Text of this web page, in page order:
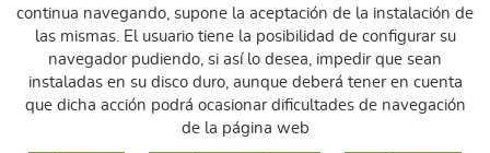
continua navegando, supone la aceptación de la instalación de
las mismas. El usuario tiene la posibilidad de configurar su
navegador pudiendo, si así lo desea, impedir que sean
instaladas en su disco duro, aunque deberá tener en cuenta
que dicha acción podrá ocasionar dificultades de navegación
de la página web